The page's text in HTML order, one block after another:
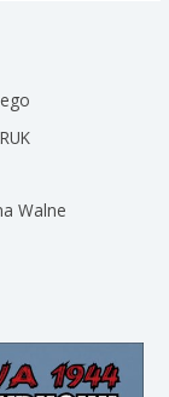
Walne